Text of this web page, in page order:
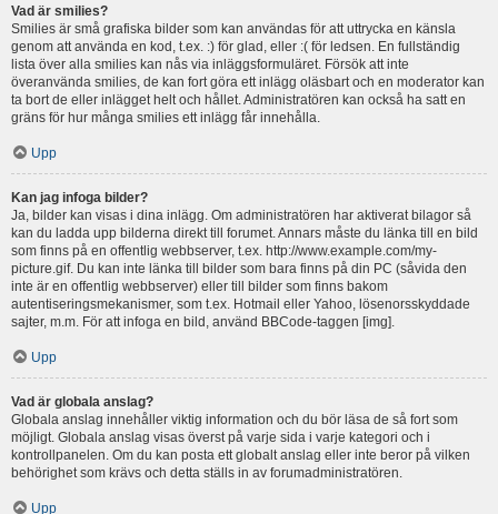
Vad är smilies?
Smilies är små grafiska bilder som kan användas för att uttrycka en känsla
genom att använda en kod, t.ex. :) för glad, eller :( för ledsen. En fullständig
lista över alla smilies kan nås via inläggsformuläret. Försök att inte
överanvända smilies, de kan fort göra ett inlägg oläsbart och en moderator kan
ta bort de eller inlägget helt och hållet. Administratören kan också ha satt en
gräns för hur många smilies ett inlägg får innehålla.
Upp
Kan jag infoga bilder?
Ja, bilder kan visas i dina inlägg. Om administratören har aktiverat bilagor så
kan du ladda upp bilderna direkt till forumet. Annars måste du länka till en bild
som finns på en offentlig webbserver, t.ex. http://www.example.com/my-
picture.gif. Du kan inte länka till bilder som bara finns på din PC (såvida den
inte är en offentlig webbserver) eller till bilder som finns bakom
autentiseringsmekanismer, som t.ex. Hotmail eller Yahoo, lösenorsskyddade
sajter, m.m. För att infoga en bild, använd BBCode-taggen [img].
Upp
Vad är globala anslag?
Globala anslag innehåller viktig information och du bör läsa de så fort som
möjligt. Globala anslag visas överst på varje sida i varje kategori och i
kontrollpanelen. Om du kan posta ett globalt anslag eller inte beror på vilken
behörighet som krävs och detta ställs in av forumadministratören.
Upp